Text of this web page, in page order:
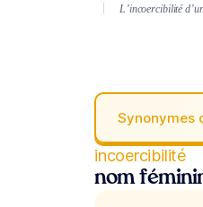
L’incoercibilité
Synonymes
incoercibilité
nom